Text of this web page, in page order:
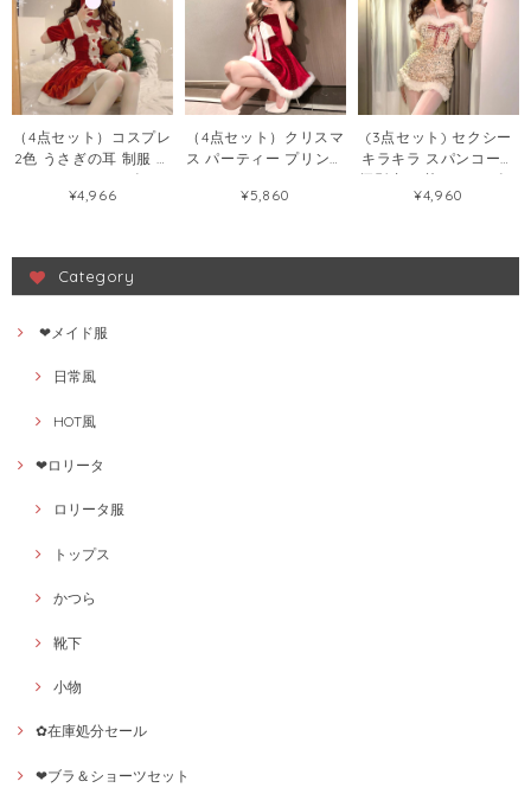
（4点セット）コスプレ
2色 うさぎの耳 制服 尾
クリスマス ワンピース
56458140
¥4,966
（4点セット）クリスマ
ス パーティー プリンセ
ダー ワンピース
¥5,860
(3点セット) セクシー
キラキラ スパンコール
摄影 切り替え ワンピー
ス126093141
¥4,960
Category
❤メイド服
日常風
HOT風
❤ロリータ
ロリータ服
トップス
かつら
靴下
小物
✿在庫処分セール
❤ブラ＆ショーツセット